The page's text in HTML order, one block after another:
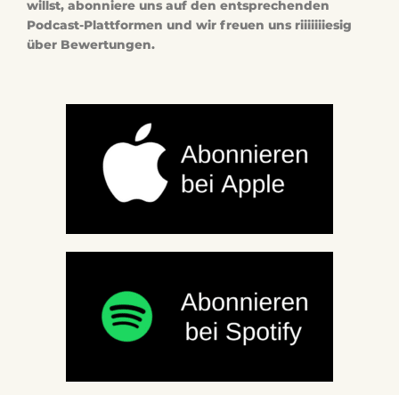
willst, abonniere uns auf den entsprechenden
Podcast-Plattformen und wir freuen uns riiiiiiiesig
über Bewertungen.